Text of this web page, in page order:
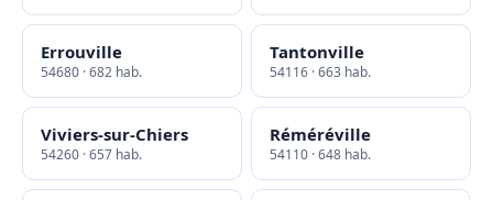
Errouville
54680 · 682 hab.
Tantonville
54116 · 663 hab.
Viviers-sur-Chiers
54260 · 657 hab.
Réméréville
54110 · 648 hab.